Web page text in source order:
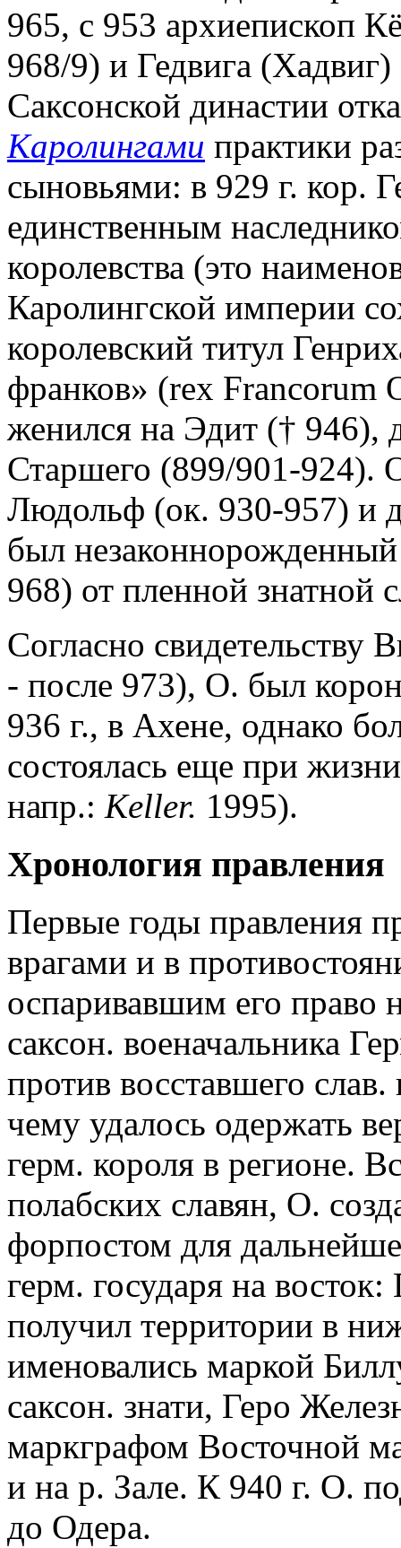
965, с 953 архиепископ
968/9) и Гедвига
Саксонской династии
Каролингами практики
сыновьями: в 929 г. кор.
единственным
королевства (это
Каролингской империи
королевский титул
франков» (rex Francorum
женился на Эдит († 946),
Старшего (899/901-924).
Людольф (ок. 930-957) и
был
968) от пленной знатной
Согласно свидетельству
- после 973), О. был
936 г., в Ахене, однако
состоялась еще при
напр.: Keller. 1995).
Хронология правления
Первые годы правления
врагами и в
оспаривавшим его право
саксон. военачальника
против восставшего
чему удалось одержать
герм. короля в регионе.
полабских славян, О.
форпостом для
герм. государя на
получил территории в
именовались маркой
саксон. знати, Геро
маркграфом Восточной
и на р. Зале. К 940 г. О.
до Одера.